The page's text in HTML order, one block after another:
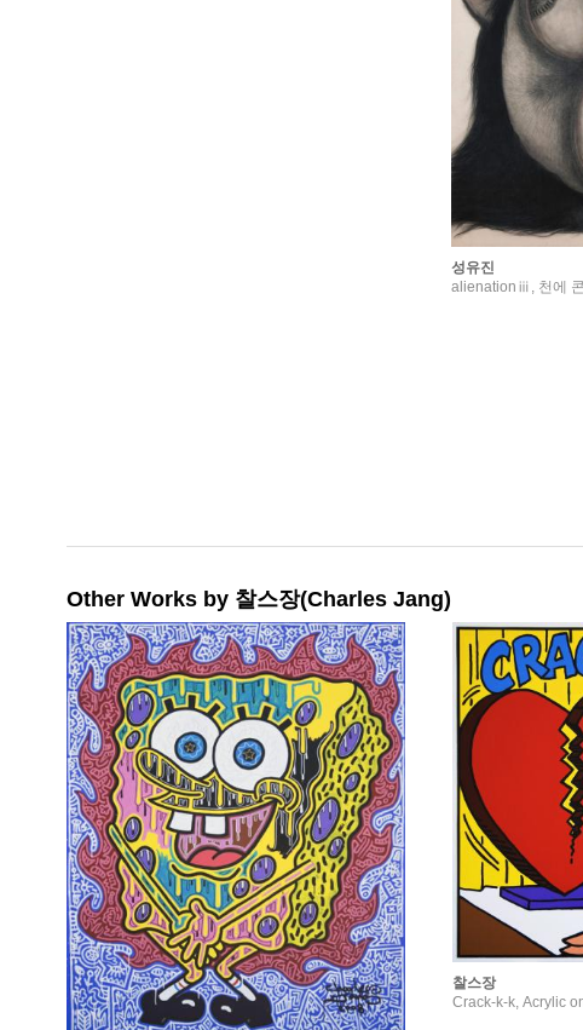
성유진
alienationⅲ, 천에
Other Works by 찰스장(Charles Jang)
찰스장
Crack-k-k, Acrylic